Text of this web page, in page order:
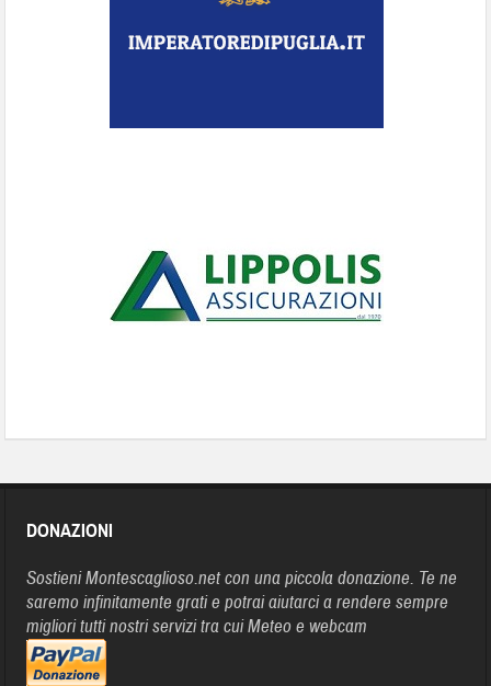
DONAZIONI
Sostieni Montescaglioso.net con una piccola donazione. Te ne
saremo infinitamente grati e potrai aiutarci a rendere sempre
migliori tutti nostri servizi tra cui Meteo e webcam